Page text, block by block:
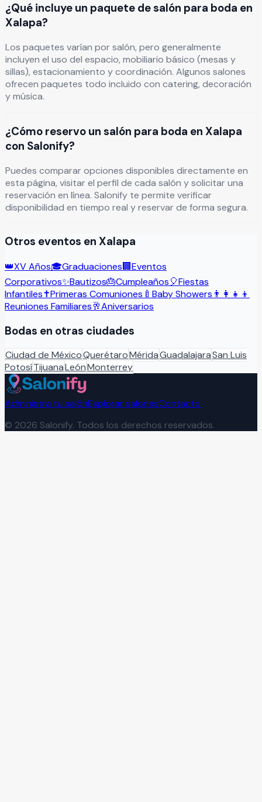
¿Qué incluye un paquete de salón para boda en
Xalapa?
Los paquetes varían por salón, pero generalmente
incluyen el uso del espacio, mobiliario básico (mesas y
sillas), estacionamiento y coordinación. Algunos salones
ofrecen paquetes todo incluido con catering, decoración
y música.
¿Cómo reservo un salón para boda en Xalapa
con Salonify?
Puedes comparar opciones disponibles directamente en
esta página, visitar el perfil de cada salón y solicitar una
reservación en línea. Salonify te permite verificar
disponibilidad en tiempo real y reservar de forma segura.
Otros eventos en Xalapa
👑XV Años🎓Graduaciones🏢Eventos
Corporativos✨Bautizos🎂Cumpleaños🎈Fiestas
Infantiles✝️Primeras Comuniones 🍼 Baby Showers 👨‍👩‍👧‍👦
Reuniones Familiares🥂Aniversarios
Bodas en otras ciudades
Ciudad de MéxicoQuerétaroMéridaGuadalajaraSan Luis
PotosíTijuanaLeónMonterrey
Administra tu salónExplorar salonesContacto
© 2026 Salonify. Todos los derechos reservados.